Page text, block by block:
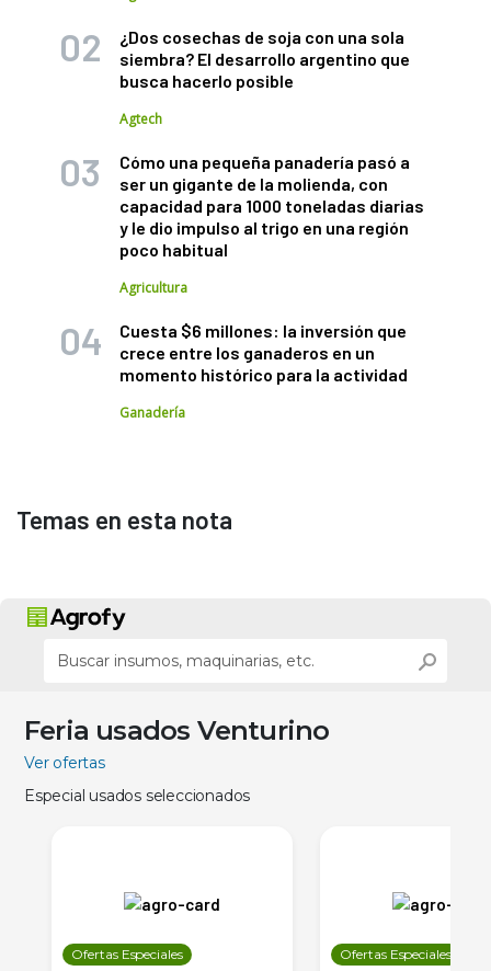
¿Dos cosechas de soja con una sola
siembra? El desarrollo argentino que
busca hacerlo posible
Agtech
Cómo una pequeña panadería pasó a
ser un gigante de la molienda, con
capacidad para 1000 toneladas diarias
y le dio impulso al trigo en una región
poco habitual
Agricultura
Cuesta $6 millones: la inversión que
crece entre los ganaderos en un
momento histórico para la actividad
Ganadería
Temas en esta nota
Feria usados Venturino
Ver ofertas
Especial usados seleccionados
Ofertas Especiales Ofertas Especiales